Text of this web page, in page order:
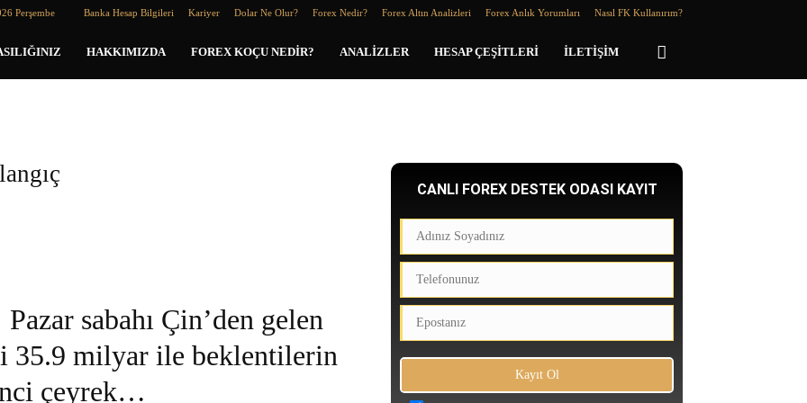
Perşembe Banka Hesap Bilgileri Kariyer Dolar Ne Olur? Forex Nedir? Forex Altın Analizleri Forex Anlık Yorumları Nasıl FK Kullanırım?
HAKKIMIZDA FOREX KOÇU NEDIR? ANALIZLER HESAP ÇEŞITLERI İLETIŞIM
Pazar sabahı Çin’den gelen
35.9 milyar ile beklentilerin
çeyrek…
CANLI FOREX DESTEK ODASI KAYIT